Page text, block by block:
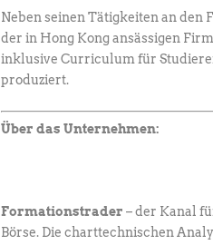
Neben seinen Tätigkeiten an
der in Hong Kong ansässigen
inklusive Curriculum für
produziert.
Über das Unternehmen:
Formationstrader – der Kanal
Börse. Die charttechnischen